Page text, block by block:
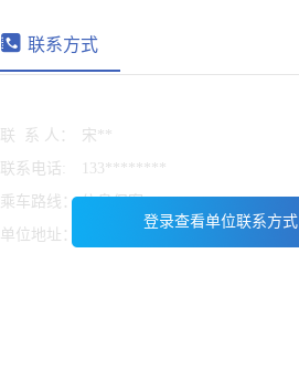
联系方式
登录查看单位联系方式
联 系 人：
宋**
联系电话:
133********
乘车路线： 信息保密
单位地址：